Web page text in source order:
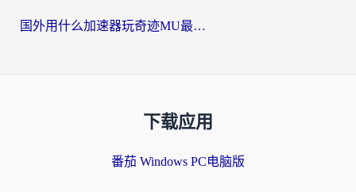
国外用什么加速器玩奇迹MU最好？2026海外玩家国服游戏加速全攻略
下载应用
番茄 Windows PC电脑版